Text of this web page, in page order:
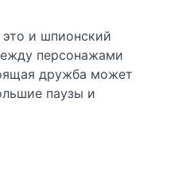
и шпионский
персонажами
дружба может
паузы и